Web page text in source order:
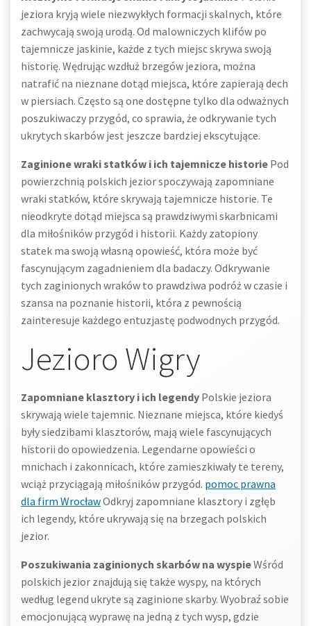
jeziora kryją wiele niezwykłych formacji skalnych, które
zachwycają swoją urodą. Od malowniczych klifów po
tajemnicze jaskinie, każde z tych miejsc skrywa swoją
historię. Wędrując wzdłuż brzegów jeziora, można
natrafić na nieznane dotąd miejsca, które zapierają dech
w piersiach. Często są one dostępne tylko dla odważnych
poszukiwaczy przygód, co sprawia, że odkrywanie tych
ukrytych skarbów jest jeszcze bardziej ekscytujące.
Zaginione wraki statków i ich tajemnicze historie Pod
powierzchnią polskich jezior spoczywają zapomniane
wraki statków, które skrywają tajemnicze historie. Te
nieodkryte dotąd miejsca są prawdziwymi skarbnicami
dla miłośników przygód i historii. Każdy zatopiony
statek ma swoją własną opowieść, która może być
fascynującym zagadnieniem dla badaczy. Odkrywanie
tych zaginionych wraków to prawdziwa podróż w czasie i
szansa na poznanie historii, która z pewnością
zainteresuje każdego entuzjastę podwodnych przygód.
Jezioro Wigry
Zapomniane klasztory i ich legendy Polskie jeziora
skrywają wiele tajemnic. Nieznane miejsca, które kiedyś
były siedzibami klasztorów, mają wiele fascynujących
historii do opowiedzenia. Legendarne opowieści o
mnichach i zakonnicach, które zamieszkiwały te tereny,
wciąż przyciągają miłośników przygód. pomoc prawna
dla firm WrocławOdkryj zapomniane klasztory i zgłęb
ich legendy, które ukrywają się na brzegach polskich
jezior.
Poszukiwania zaginionych skarbów na wyspieWśród
polskich jezior znajdują się także wyspy, na których
według legend ukryte są zaginione skarby. Wyobraź sobie
emocjonującą wyprawę na jedną z tych wysp, gdzie